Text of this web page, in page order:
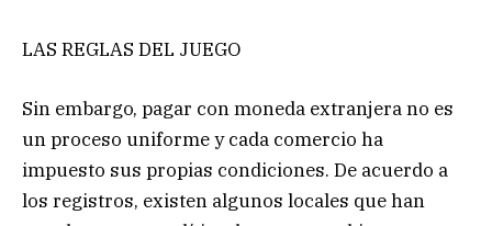
LAS REGLAS DEL JUEGO
Sin embargo, pagar con moneda extranjera no es
un proceso uniforme y cada comercio ha
impuesto sus propias condiciones. De acuerdo a
los registros, existen algunos locales que han